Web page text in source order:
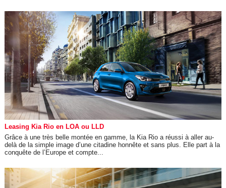
Leasing Kia Rio en LOA ou LLD
Grâce à une très belle montée en gamme, la Kia Rio a réussi à aller au-
delà de la simple image d’une citadine honnête et sans plus. Elle part à la
conquête de l’Europe et compte...